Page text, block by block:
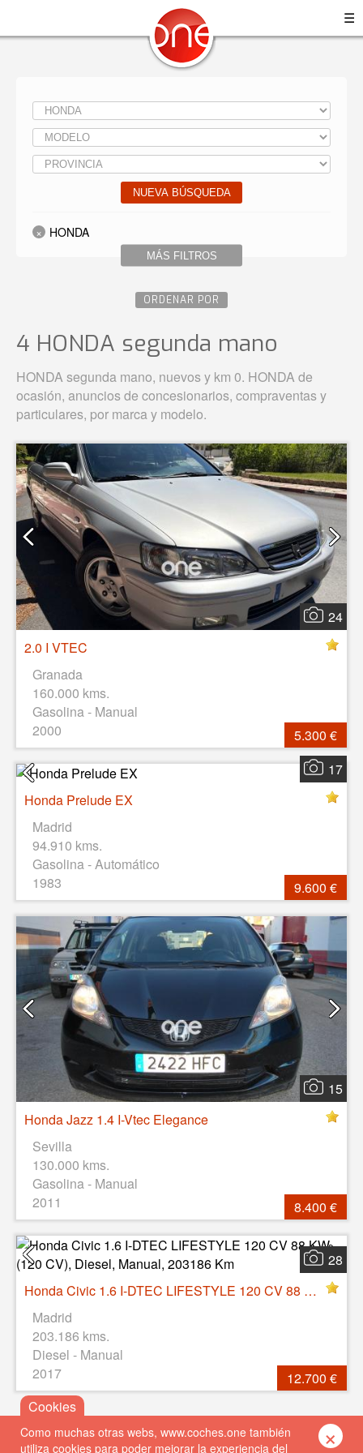
☰
NUEVA BÚSQUEDA
MÁS FILTROS
HONDA
ORDENAR POR
4 HONDA segunda mano
HONDA segunda mano, nuevos y km 0. HONDA de
ocasión, anuncios de concesionarios, compraventas y
particulares, por marca y modelo.
24
2.0 I VTEC
Granada
160.000 kms.
Gasolina - Manual
2000
5.300 €
17
Honda Prelude EX
Madrid
94.910 kms.
Gasolina - Automático
1983
9.600 €
15
Honda Jazz 1.4 I-Vtec Elegance
Sevilla
130.000 kms.
Gasolina - Manual
2011
8.400 €
28
Honda Civic 1.6 I-DTEC LIFESTYLE 120 CV 88 KW (120 CV), Diesel, Manual, 203186 Km
Madrid
203.186 kms.
Diesel - Manual
2017
12.700 €
Como muchas otras webs, www.coches.one también
utiliza cookies para poder mejorar la experiencia del
×